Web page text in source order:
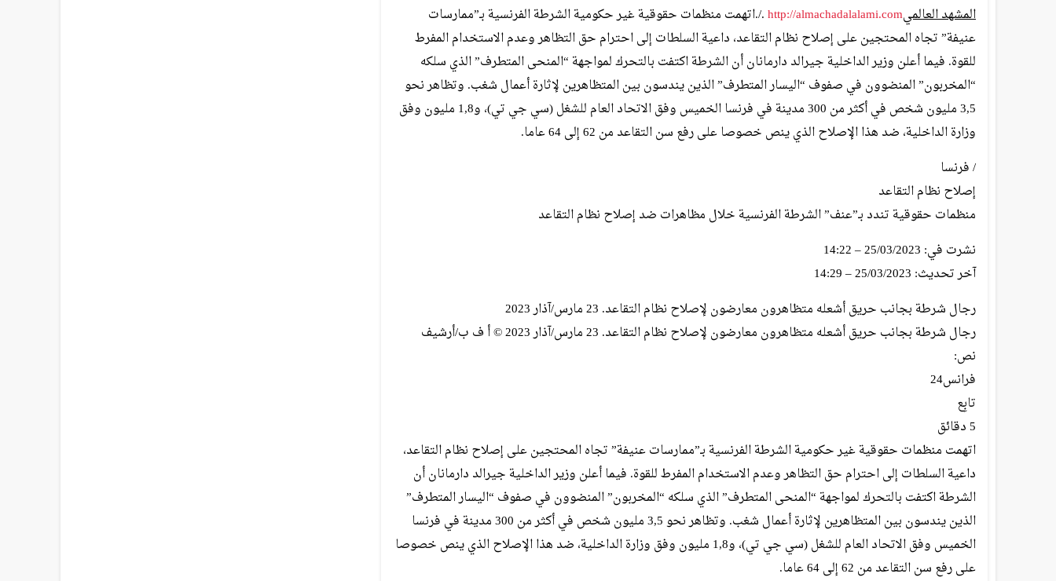
المشهد العالميhttp://almachadalalami.com./.اتهمت منظمات حقوقية غير حكومية الشرطة الفرنسية بـ”ممارسات
عنيفة” تجاه المحتجين على إصلاح نظام التقاعد، داعية السلطات إلى احترام حق التظاهر وعدم الاستخدام المفرط
للقوة. فيما أعلن وزير الداخلية جيرالد دارمانان أن الشرطة اكتفت بالتحرك لمواجهة “المنحى المتطرف” الذي سلكه
“المخربون” المنضوون في صفوف “اليسار المتطرف” الذين يندسون بين المتظاهرين لإثارة أعمال شغب. وتظاهر نحو
3,5 مليون شخص في أكثر من 300 مدينة في فرنسا الخميس وفق الاتحاد العام للشغل (سي جي تي)، و1,8 مليون وفق
وزارة الداخلية، ضد هذا الإصلاح الذي ينص خصوصا على رفع سن التقاعد من 62 إلى 64 عاما.
/ فرنسا
إصلاح نظام التقاعد
منظمات حقوقية تندد بـ”عنف” الشرطة الفرنسية خلال مظاهرات ضد إصلاح نظام التقاعد
نشرت في: 25/03/2023 – 14:22
آخر تحديث: 25/03/2023 – 14:29
رجال شرطة بجانب حريق أشعله متظاهرون معارضون لإصلاح نظام التقاعد. 23 مارس/آذار 2023
رجال شرطة بجانب حريق أشعله متظاهرون معارضون لإصلاح نظام التقاعد. 23 مارس/آذار 2023 © أ ف ب/أرشيف
نص:
فرانس24
تابِع
5 دقائق
اتهمت منظمات حقوقية غير حكومية الشرطة الفرنسية بـ”ممارسات عنيفة” تجاه المحتجين على إصلاح نظام التقاعد،
داعية السلطات إلى احترام حق التظاهر وعدم الاستخدام المفرط للقوة. فيما أعلن وزير الداخلية جيرالد دارمانان أن
الشرطة اكتفت بالتحرك لمواجهة “المنحى المتطرف” الذي سلكه “المخربون” المنضوون في صفوف “اليسار المتطرف”
الذين يندسون بين المتظاهرين لإثارة أعمال شغب. وتظاهر نحو 3,5 مليون شخص في أكثر من 300 مدينة في فرنسا
الخميس وفق الاتحاد العام للشغل (سي جي تي)، و1,8 مليون وفق وزارة الداخلية، ضد هذا الإصلاح الذي ينص خصوصا
على رفع سن التقاعد من 62 إلى 64 عاما.